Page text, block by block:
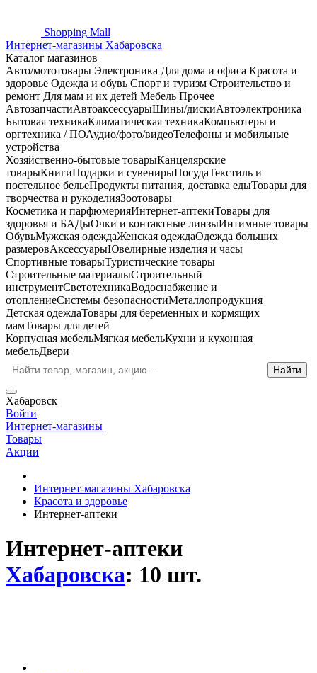
Shopping Mall
Интернет-магазины Хабаровска
Каталог магазинов
Авто/мототовары Электроника Для дома и офиса Красота и
здоровье Одежда и обувь Спорт и туризм Строительство и
ремонт Для мам и их детей Мебель Прочее
АвтозапчастиАвтоаксессуарыШины/дискиАвтоэлектроника
Бытовая техникаКлиматическая техникаКомпьютеры и
оргтехника / ПОАудио/фото/видеоТелефоны и мобильные
устройства
Хозяйственно-бытовые товарыКанцелярские
товарыКнигиПодарки и сувенирыПосудаТекстиль и
постельное бельеПродукты питания, доставка едыТовары для
творчества и рукоделияЗоотовары
Косметика и парфюмерияИнтернет-аптекиТовары для
здоровья и БАДыОчки и контактные линзыИнтимные товары
ОбувьМужская одеждаЖенская одеждаОдежда больших
размеровАксессуарыЮвелирные изделия и часы
Спортивные товарыТуристические товары
Строительные материалыСтроительный
инструментСветотехникаВодоснабжение и
отоплениеСистемы безопасностиМеталлопродукция
Детская одеждаТовары для беременных и кормящих
мамТовары для детей
Корпусная мебельМягкая мебельКухни и кухонная
мебельДвери
Хабаровск
Войти
Интернет-магазины
Товары
Акции
Интернет-магазины Хабаровска
Красота и здоровье
Интернет-аптеки
Интернет-аптеки
Хабаровска: 10 шт.